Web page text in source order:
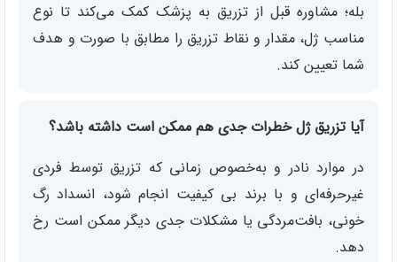
بله؛ مشاوره قبل از تزریق به پزشک کمک می‌کند تا نوع
مناسب ژل، مقدار و نقاط تزریق را مطابق با صورت و هدف
شما تعیین کند.
آیا تزریق ژل خطرات جدی هم ممکن است داشته باشد؟
در موارد نادر و به‌خصوص زمانی که تزریق توسط فردی
غیرحرفه‌ای و با برند بی کیفیت انجام شود، انسداد رگ
خونی، بافت‌مردگی یا مشکلات جدی دیگر ممکن است رخ
دهد.